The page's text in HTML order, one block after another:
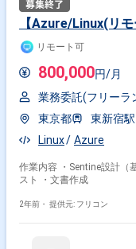
【Azure/Linux(リ
リモート可
800,000円/月
業務委託(フリーラ
東京都
東新宿駅
Linux
Azure
作業内容 ・Sentine設計（
スト ・文書作成
2年前・ 提供元: フリコン